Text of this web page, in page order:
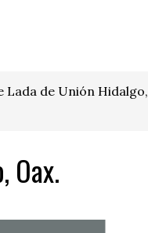
Lada de Unión Hidalgo,
Oax.